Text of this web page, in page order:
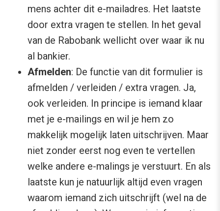
mens achter dit e-mailadres. Het laatste
door extra vragen te stellen. In het geval
van de Rabobank wellicht over waar ik nu
al bankier.
Afmelden: De functie van dit formulier is
afmelden / verleiden / extra vragen. Ja,
ook verleiden. In principe is iemand klaar
met je e-mailings en wil je hem zo
makkelijk mogelijk laten uitschrijven. Maar
niet zonder eerst nog even te vertellen
welke andere e-malings je verstuurt. En als
laatste kun je natuurlijk altijd even vragen
waarom iemand zich uitschrijft (wel na de